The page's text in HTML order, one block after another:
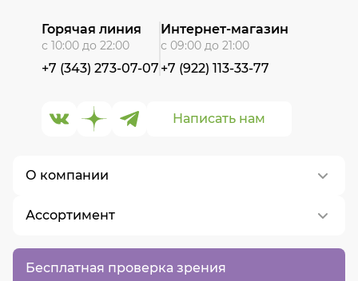
Бесплатная проверка зрения
О компании
О нас
Контакты
Вакансии
Ассортимент
Написать нам
Горячая линия
с 10:00 до 22:00
+7 (343) 273-07-07
Интернет-магазин
с 09:00 до 21:00
+7 (922) 113-33-77